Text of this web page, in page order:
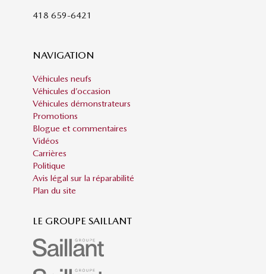
418 659-6421
NAVIGATION
Véhicules neufs
Véhicules d’occasion
Véhicules démonstrateurs
Promotions
Blogue et commentaires
Vidéos
Carrières
Politique
Avis légal sur la réparabilité
Plan du site
LE GROUPE SAILLANT